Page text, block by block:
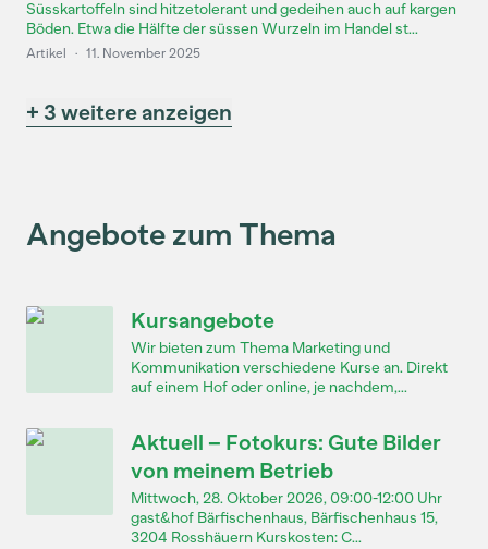
Süsskartoffeln sind hitzetolerant und gedeihen auch auf kargen
Böden. Etwa die Hälfte der süssen Wurzeln im Handel st...
Artikel · 11. November 2025
+ 3 weitere anzeigen
Angebote zum Thema
Kursangebote
Wir bieten zum Thema Marketing und
Kommunikation verschiedene Kurse an. Direkt
auf einem Hof oder online, je nachdem,...
Aktuell – Fotokurs: Gute Bilder
von meinem Betrieb
Mittwoch, 28. Oktober 2026, 09:00-12:00 Uhr
gast&hof Bärfischenhaus, Bärfischenhaus 15,
3204 Rosshäuern Kurskosten: C...